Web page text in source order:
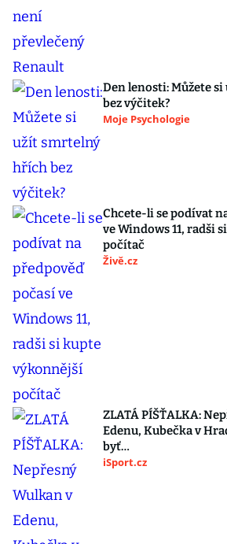
Den lenosti: Můžete
bez výčitek?
Moje Psychologie
Chcete-li se podívat
ve Windows 11, radši
počítač
Živě.cz
ZLATÁ PÍŠŤALKA:
Edenu, Kubečka v
byť…
iSport.cz